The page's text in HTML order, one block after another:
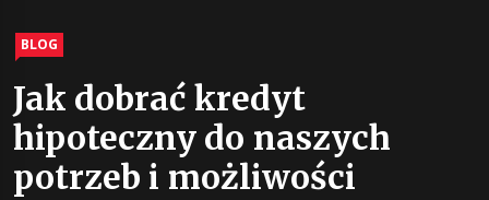
BLOG
Jak dobrać kredyt
hipoteczny do naszych
potrzeb i możliwości